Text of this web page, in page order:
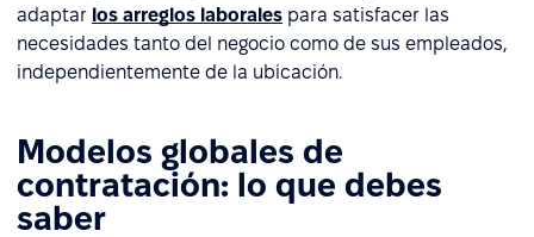
adaptar los arreglos laborales para satisfacer las
necesidades tanto del negocio como de sus empleados,
independientemente de la ubicación.
Modelos globales de
contratación: lo que debes
saber